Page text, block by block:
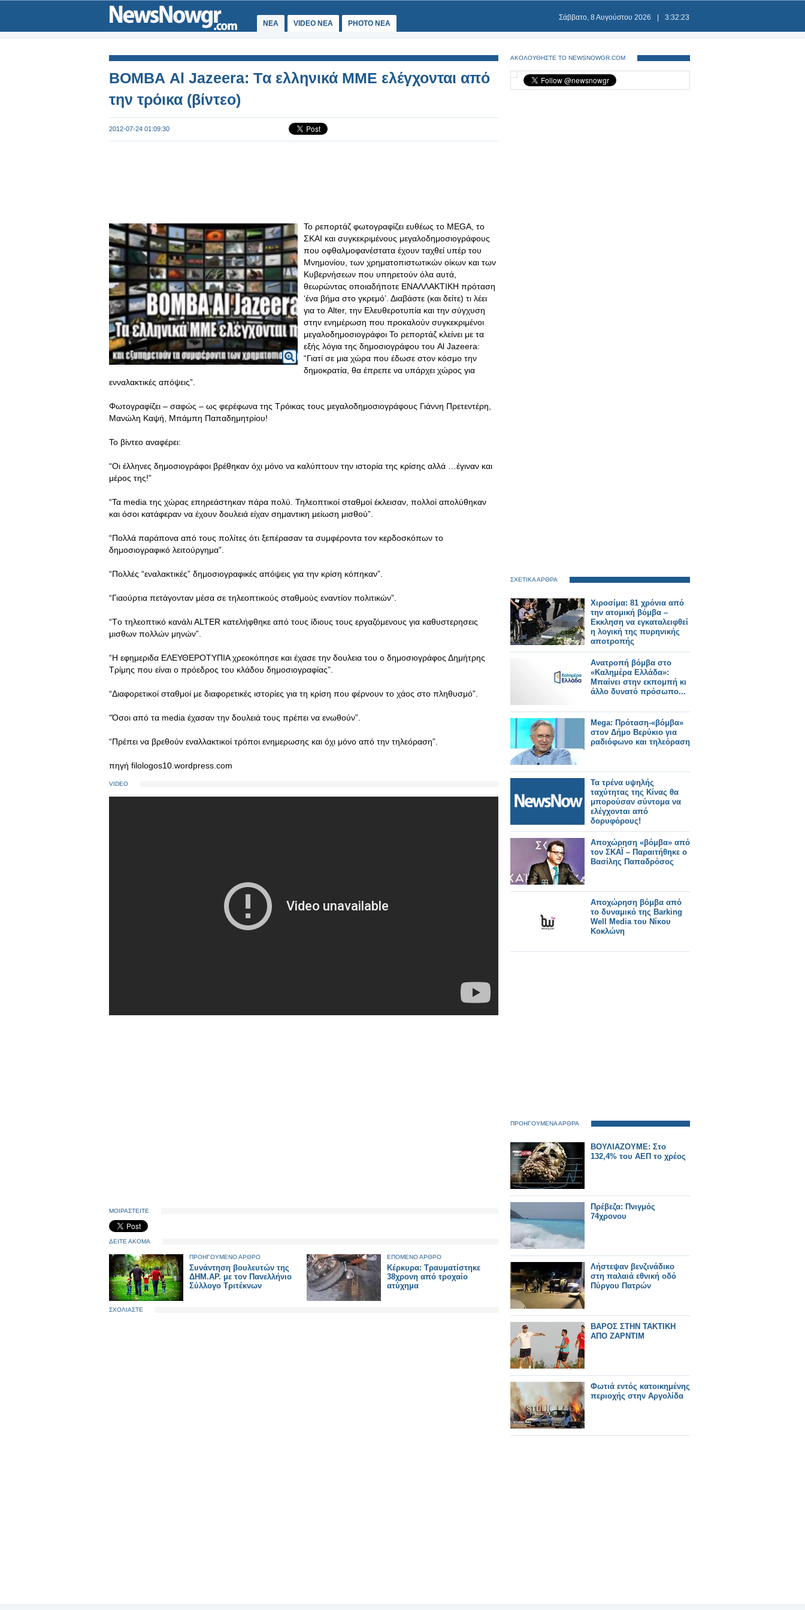
ΝΕΑ VIDEO NEA PHOTO NEA
Σάββατο, 8 Αυγούστου 2026 3:32:24
ΒΟΜΒΑ Al Jazeera: Tα ελληνικά ΜΜΕ ελέγχονται από
την τρόικα (βίντεο)
2012-07-24 01:09:30
Το ρεπορτάζ φωτογραφίζει ευθέως το MEGA, το
ΣΚΑΙ και συγκεκριμένους μεγαλοδημοσιογράφους
που οφθαλμοφανέστατα έχουν ταχθεί υπέρ του
Μνημονίου, των χρηματοπιστωτικών οίκων και των
Κυβερνήσεων που υπηρετούν όλα αυτά,
θεωρώντας οποιαδήποτε ΕΝΑΛΛΑΚΤΙΚΗ πρόταση
‘ένα βήμα στο γκρεμό’. Διαβάστε (και δείτε) τι λέει
για το Alter, την Ελευθεροτυπία και την σύγχυση
στην ενημέρωση που προκαλούν συγκεκριμένοι
μεγαλοδημοσιογράφοι Το ρεπορτάζ κλείνει με τα
εξής λόγια της δημοσιογράφου του Al Jazeera:
“Γιατί σε μια χώρα που έδωσε στον κόσμο την
δημοκρατία, θα έπρεπε να υπάρχει χώρος για
ενναλακτικές απόψεις”.
Φωτογραφίζει – σαφώς – ως φερέφωνα της Τρόικας τους μεγαλοδημοσιογράφους Γιάννη Πρετεντέρη,
Μανώλη Καψή, Μπάμπη Παπαδημητρίου!
Το βίντεο αναφέρει:
“Οι έλληνες δημοσιογράφοι βρέθηκαν όχι μόνο να καλύπτουν την ιστορία της κρίσης αλλά …έγιναν και
μέρος της!”
“Τα media της χώρας επηρεάστηκαν πάρα πολύ. Τηλεοπτικοί σταθμοί έκλεισαν, πολλοί απολύθηκαν
και όσοι κατάφεραν να έχουν δουλειά είχαν σημαντικη μείωση μισθού”.
“Πολλά παράπονα από τους πολίτες ότι ξεπέρασαν τα συμφέροντα τον κερδοσκόπων το
δημοσιογραφικό λειτούργημα”.
“Πολλές “εναλακτικές” δημοσιογραφικές απόψεις για την κρίση κόπηκαν”.
“Γιαούρτια πετάγονταν μέσα σε τηλεοπτικούς σταθμούς εναντίον πολιτικών”.
“Tο τηλεοπτικό κανάλι ΑLTER κατελήφθηκε από τους ίδιους τους εργαζόμενους για καθυστερησεις
μισθων πολλών μηνών”.
“H εφημεριδα ΕΛΕΥΘΕΡΟΤΥΠΙΑ χρεοκόπησε και έχασε την δουλεια του ο δημοσιογράφος Δημήτρης
Τρίμης που είναι ο πρόεδρος του κλάδου δημοσιογραφίας”.
“Διαφορετικοί σταθμοί με διαφορετικές ιστορίες για τη κρίση που φέρνουν το χάος στο πληθυσμό”.
“Όσοι από τα media έχασαν την δουλειά τους πρέπει να ενωθούν”.
“Πρέπει να βρεθούν εναλλακτικοί τρόποι ενημερωσης και όχι μόνο από την τηλεόραση”.
πηγή filologos10.wordpress.com
VIDEO
ΜΟΙΡΑΣΤΕΙΤΕ
ΔΕΙΤΕ ΑΚΟΜΑ
ΠΡΟΗΓΟΥΜΕΝΟ ΑΡΘΡΟ
Συνάντηση βουλευτών της
ΔΗΜ.ΑΡ. με τον Πανελλήνιο
Σύλλογο Τριτέκνων
ΕΠΟΜΕΝΟ ΑΡΘΡΟ
Κέρκυρα: Τραυματίστηκε
38χρονη από τροχαίο
ατύχημα
ΣΧΟΛΙΑΣΤΕ
ΑΚΟΛΟΥΘΗΣΤΕ ΤΟ NEWSNOWGR.COM
ΣΧΕΤΙΚΑ ΑΡΘΡΑ
Χιροσίμα: 81 χρόνια από
την ατομική βόμβα –
Εκκληση να εγκαταλειφθεί
η λογική της πυρηνικής
αποτροπής
Ανατροπή βόμβα στο
«Καλημέρα Ελλάδα»:
Μπαίνει στην εκπομπή κι
άλλο δυνατό πρόσωπο...
Mega: Πρόταση-«βόμβα»
στον Δήμο Βερύκιο για
ραδιόφωνο και τηλεόραση
Τα τρένα υψηλής
ταχύτητας της Κίνας θα
μπορούσαν σύντομα να
ελέγχονται από
δορυφόρους!
Αποχώρηση «βόμβα» από
τον ΣΚΑΪ – Παραιτήθηκε ο
Βασίλης Παπαδρόσος
Αποχώρηση βόμβα από
το δυναμικό της Barking
Well Media του Νίκου
Κοκλώνη
ΠΡΟΗΓΟΥΜΕΝΑ ΑΡΘΡΑ
ΒΟΥΛΙΑΖΟΥΜΕ: Στο
132,4% του ΑΕΠ το χρέος
Πρέβεζα: Πνιγμός
74χρονου
Λήστεψαν βενζινάδικο
στη παλαιά εθνική οδό
Πύργου Πατρών
ΒΑΡΟΣ ΣΤΗΝ ΤΑΚΤΙΚΗ
ΑΠΟ ΖΑΡΝΤΙΜ
Φωτιά εντός κατοικημένης
περιοχής στην Αργολίδα